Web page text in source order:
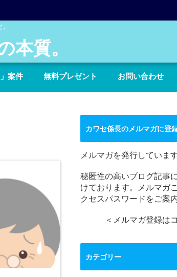
本質。
案件 無料プレゼント お問い合わせ
カワセ係長のメルマガに登録
メルマガを発行しています
秘匿性の高いブログ記事
けております。メルマガ
クセスパスワードをご案
＜メルマガ登録は
カテゴリー